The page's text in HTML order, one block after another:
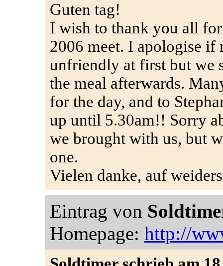
Guten tag!
I wish to thank you all
2006 meet. I apologise if
unfriendly at first but we
the meal afterwards.
for the day, and to
up until 5.30am!! Sorry
we brought with us, but
one.
Vielen danke, auf
Eintrag von
Homepage: http://